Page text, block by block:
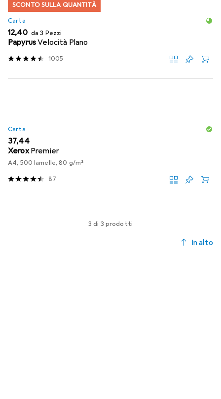
SCONTO SULLA QUANTITÀ
Carta
EUR
12,40 da 3 Pezzi
PapyrusVelocità Plano
1005
Carta
EUR
37,44
Xerox Premier
A4, 500 lamelle, 80 g/m²
87
3 di 3 prodotti
In alto